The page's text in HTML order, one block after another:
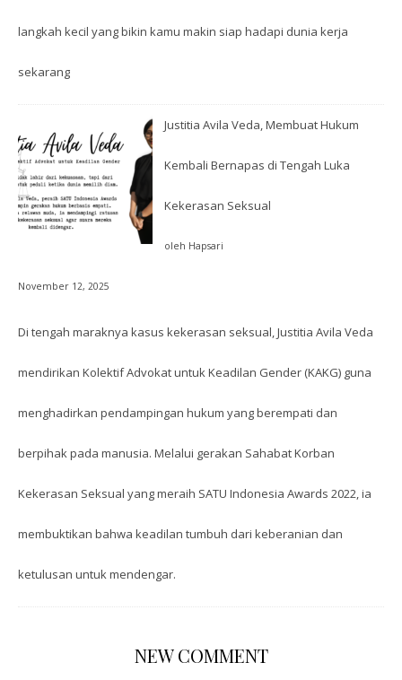
langkah kecil yang bikin kamu makin siap hadapi dunia kerja
sekarang
Justitia Avila Veda, Membuat Hukum
Kembali Bernapas di Tengah Luka
Kekerasan Seksual
oleh Hapsari
November 12, 2025
Di tengah maraknya kasus kekerasan seksual, Justitia Avila Veda
mendirikan Kolektif Advokat untuk Keadilan Gender (KAKG) guna
menghadirkan pendampingan hukum yang berempati dan
berpihak pada manusia. Melalui gerakan Sahabat Korban
Kekerasan Seksual yang meraih SATU Indonesia Awards 2022, ia
membuktikan bahwa keadilan tumbuh dari keberanian dan
ketulusan untuk mendengar.
NEW COMMENT